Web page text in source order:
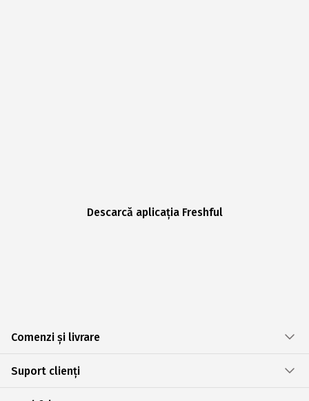
Descarcă aplicația Freshful
Comenzi și livrare
Suport clienți